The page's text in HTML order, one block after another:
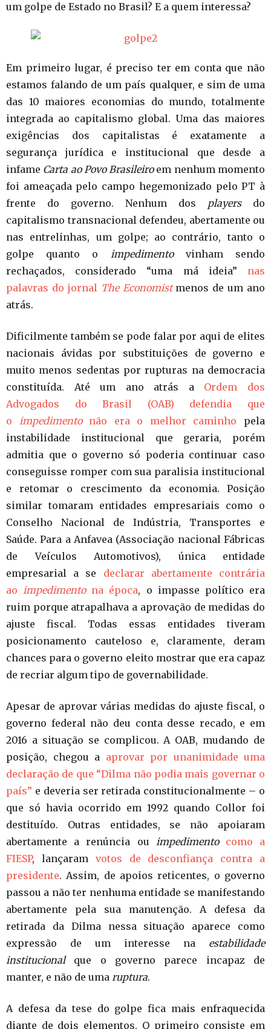
um golpe de Estado no Brasil? E a quem interessa?
Em primeiro lugar, é preciso ter em conta que não
estamos falando de um país qualquer, e sim de uma
das 10 maiores economias do mundo, totalmente
integrada ao capitalismo global. Uma das maiores
exigências dos capitalistas é exatamente a
segurança jurídica e institucional que desde a
infame Carta ao Povo Brasileiroem nenhum momento
foi ameaçada pelo campo hegemonizado pelo PT à
frente do governo. Nenhum dos playersdo
capitalismo transnacional defendeu, abertamente ou
nas entrelinhas, um golpe; ao contrário, tanto o
golpe quanto o impedimentovinham sendo
rechaçados, considerado “uma má ideia” nas
palavras do jornal The Economistmenos de um ano
atrás.
Dificilmente também se pode falar por aqui de elites
nacionais ávidas por substituições de governo e
muito menos sedentas por rupturas na democracia
constituída. Até um ano atrás a Ordem dos
Advogados do Brasil (OAB) defendia que
o impedimentonão era o melhor caminho pela
instabilidade institucional que geraria, porém
admitia que o governo só poderia continuar caso
conseguisse romper com sua paralisia institucional
e retomar o crescimento da economia. Posição
similar tomaram entidades empresariais como o
Conselho Nacional de Indústria, Transportes e
Saúde. Para a Anfavea (Associação nacional Fábricas
de Veículos Automotivos), única entidade
empresarial a se declarar abertamente contrária
aoimpedimentona época, o impasse político era
ruim porque atrapalhava a aprovação de medidas do
ajuste fiscal. Todas essas entidades tiveram
posicionamento cauteloso e, claramente, deram
chances para o governo eleito mostrar que era capaz
de recriar algum tipo de governabilidade.
Apesar de aprovar várias medidas do ajuste fiscal, o
governo federal não deu conta desse recado, e em
2016 a situação se complicou. A OAB, mudando de
posição, chegou a aprovar por unanimidade uma
declaração de que “Dilma não podia mais governar o
país” e deveria ser retirada constitucionalmente – o
que só havia ocorrido em 1992 quando Collor foi
destituído. Outras entidades, se não apoiaram
abertamente a renúncia ou impedimento
como a
FIESP, lançaram votos de desconfiança contra a
presidente. Assim, de apoios reticentes, o governo
passou a não ter nenhuma entidade se manifestando
abertamente pela sua manutenção. A defesa da
retirada da Dilma nessa situação aparece como
expressão de um interesse na estabilidade
institucionalque o governo parece incapaz de
manter, e não de uma ruptura.
A defesa da tese do golpe fica mais enfraquecida
diante de dois elementos. O primeiro consiste em